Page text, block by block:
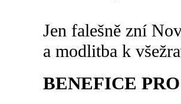
Jen falešně zní
a modlitba k
BENEFICE